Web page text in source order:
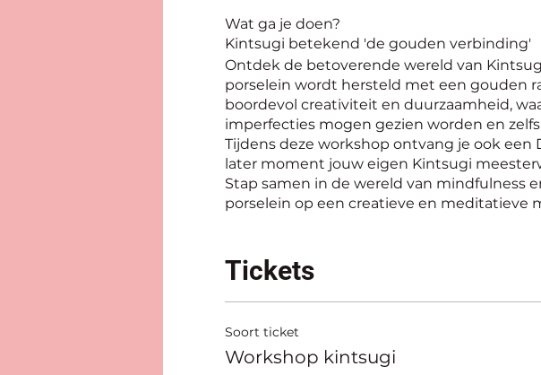
Wat ga je doen?
Kintsugi betekend 'de gouden verbinding'
Ontdek de betoverende wereld van
porselein wordt hersteld met een gouden
boordevol creativiteit en duurzaamheid,
imperfecties mogen gezien worden en
Tijdens deze workshop ontvang je ook
later moment jouw eigen Kintsugi
Stap samen in de wereld van mindfulness
porselein op een creatieve en meditatieve
op een duurzamere manier met
herstellen, geven we een nieuw leven aan
Dompel jezelf onder in deze betoverende
Geef jouw leven een gouden randje en
Iedereen is welkom om deel te nemen aan
Tickets
Soort ticket
Workshop kintsugi